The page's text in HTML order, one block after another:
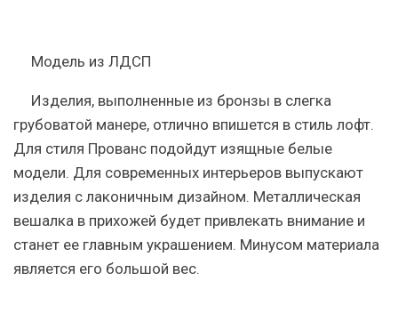
Модель из ЛДСП
Изделия, выполненные из бронзы в слегка
грубоватой манере, отлично впишется в стиль лофт.
Для стиля Прованс подойдут изящные белые
модели. Для современных интерьеров выпускают
изделия с лаконичным дизайном. Металлическая
вешалка в прихожей будет привлекать внимание и
станет ее главным украшением. Минусом материала
является его большой вес.